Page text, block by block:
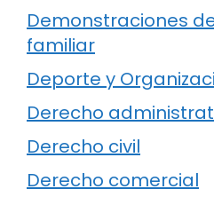
Demonstraciones
familiar
Deporte y
Derecho
Derecho civil
Derecho comercial